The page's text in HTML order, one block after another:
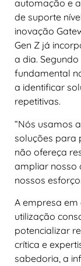
automação e
de suporte
inovação
Gen Z já
a dia.
fundamental
a identificar
repetitivas.
“Nós usamos
soluções para
não ofereça
ampliar nosso
nossos
A empresa
utilização
potencializar
crítica e
sabedoria, a